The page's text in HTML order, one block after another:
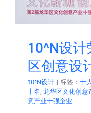
10^N设
区创意设
10^N设计 | 标签： 十
十名 龙华区文化创意
意产业十强企业